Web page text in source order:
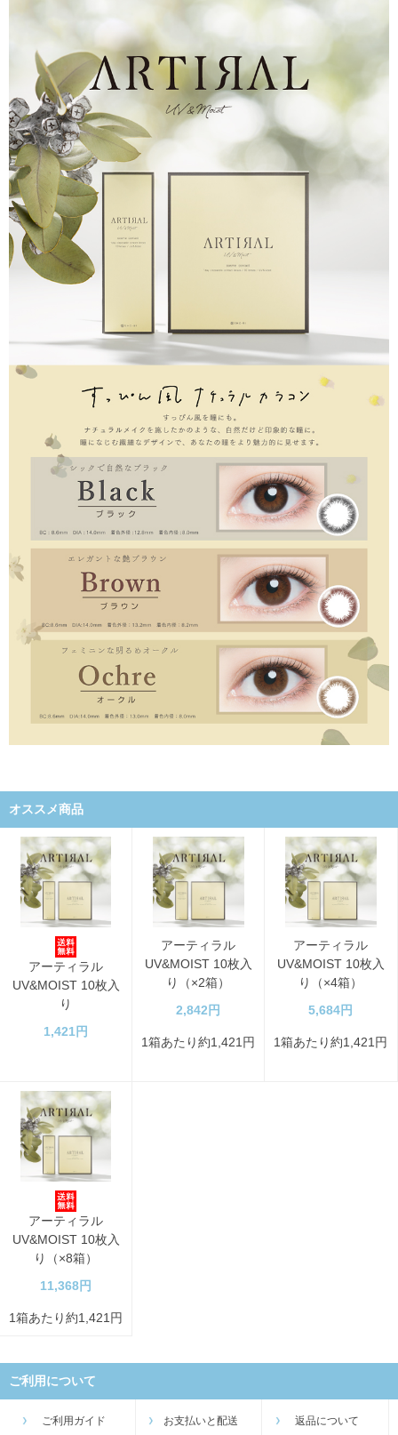
オススメ商品
アーティラル
UV&MOIST 10枚入
り
1,421円
アーティラル
UV&MOIST 10枚入
り（×2箱）
2,842円
1箱あたり約1,421円
アーティラル
UV&MOIST 10枚入
り（×4箱）
5,684円
1箱あたり約1,421円
アーティラル
UV&MOIST 10枚入
り（×8箱）
11,368円
1箱あたり約1,421円
ご利用について
ご利用ガイド お支払いと配送 返品について